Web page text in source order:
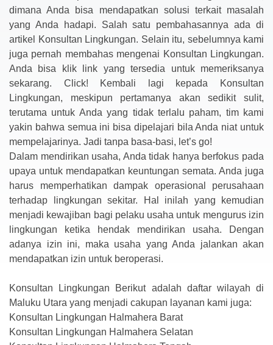
dimana Anda bisa mendapatkan solusi terkait masalah
yang Anda hadapi. Salah satu pembahasannya ada di
artikel Konsultan Lingkungan. Selain itu, sebelumnya kami
juga pernah membahas mengenai Konsultan Lingkungan.
Anda bisa klik link yang tersedia untuk memeriksanya
sekarang. Click! Kembali lagi kepada Konsultan
Lingkungan, meskipun pertamanya akan sedikit sulit,
terutama untuk Anda yang tidak terlalu paham, tim kami
yakin bahwa semua ini bisa dipelajari bila Anda niat untuk
mempelajarinya. Jadi tanpa basa-basi, let’s go!
Dalam mendirikan usaha, Anda tidak hanya berfokus pada
upaya untuk mendapatkan keuntungan semata. Anda juga
harus memperhatikan dampak operasional perusahaan
terhadap lingkungan sekitar. Hal inilah yang kemudian
menjadi kewajiban bagi pelaku usaha untuk mengurus izin
lingkungan ketika hendak mendirikan usaha. Dengan
adanya izin ini, maka usaha yang Anda jalankan akan
mendapatkan izin untuk beroperasi.
Konsultan Lingkungan Berikut adalah daftar wilayah di
Maluku Utara yang menjadi cakupan layanan kami juga:
Konsultan Lingkungan Halmahera Barat
Konsultan Lingkungan Halmahera Selatan